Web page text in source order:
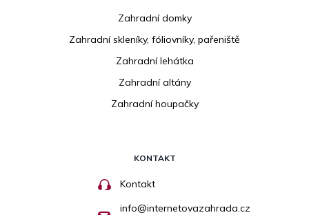
Zahradní domky
Zahradní skleníky, fóliovníky, pařeniště
Zahradní lehátka
Zahradní altány
Zahradní houpačky
KONTAKT
Kontakt
info@internetovazahrada.cz